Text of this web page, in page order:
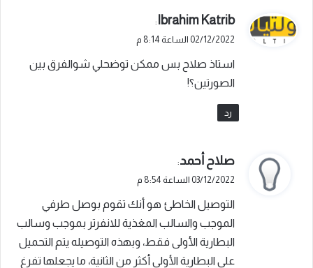
ي
ق
ل
Ibrahim Katrib
:
02/12/2022 الساعة 8:14 م
استاذ صلاح بس ممكن توضحلي شوالفرق بين
الصورتين؟!
رد
ي
ق
ل
صلاح أحمد:
03/12/2022 الساعة 8:54 م
التوصيل الخاطئ هو أنك تقوم بوصل طرفي
الموجب والسالب المغذية للانفرتر بموجب وسالب
البطارية الأولى فقط، وبهذه التوصيله يتم التحميل
على البطارية الأولى أكثر من الثانية، ما يجعلها تفرغ